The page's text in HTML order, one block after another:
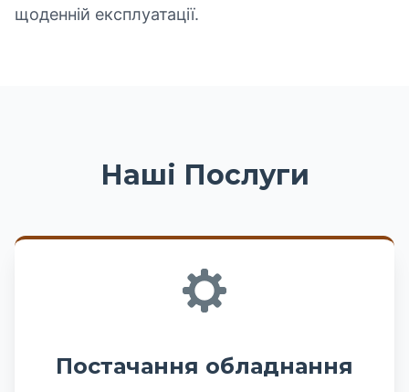
щоденній експлуатації.
Наші Послуги
Постачання обладнання